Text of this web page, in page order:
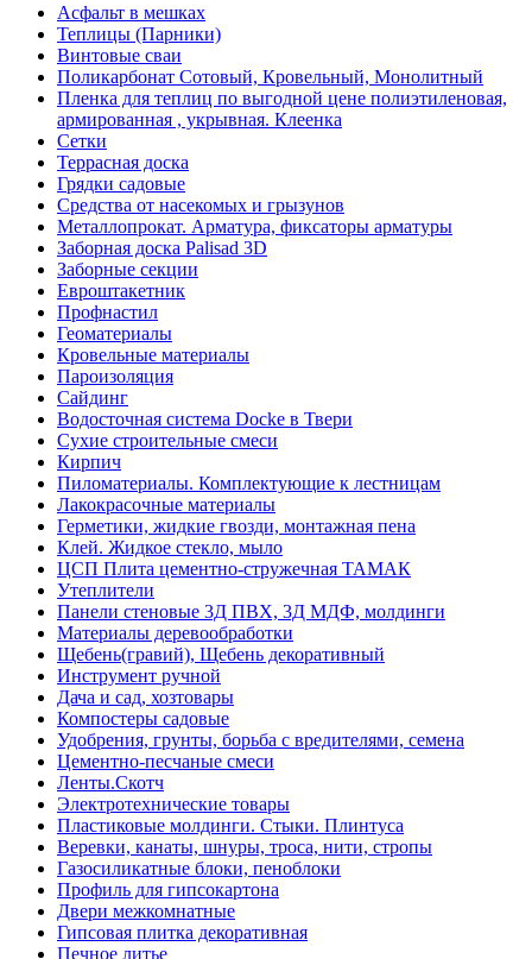
Асфальт в мешках
Теплицы (Парники)
Винтовые сваи
Поликарбонат Сотовый, Кровельный, Монолитный
Пленка для теплиц по выгодной цене полиэтиленовая,
армированная , укрывная. Клеенка
Сетки
Террасная доска
Грядки садовые
Средства от насекомых и грызунов
Металлопрокат. Арматура, фиксаторы арматуры
Заборная доска Palisad 3D
Заборные секции
Евроштакетник
Профнастил
Геоматериалы
Кровельные материалы
Пароизоляция
Сайдинг
Водосточная система Docke в Твери
Сухие строительные смеси
Кирпич
Пиломатериалы. Комплектующие к лестницам
Лакокрасочные материалы
Герметики, жидкие гвозди, монтажная пена
Клей. Жидкое стекло, мыло
ЦСП Плита цементно-стружечная ТАМАК
Утеплители
Панели стеновые 3Д ПВХ, 3Д МДФ, молдинги
Материалы деревообработки
Щебень(гравий), Щебень декоративный
Инструмент ручной
Дача и сад, хозтовары
Компостеры садовые
Удобрения, грунты, борьба с вредителями, семена
Цементно-песчаные смеси
Ленты.Скотч
Электротехнические товары
Пластиковые молдинги. Стыки. Плинтуса
Веревки, канаты, шнуры, троса, нити, стропы
Газосиликатные блоки, пеноблоки
Профиль для гипсокартона
Двери межкомнатные
Гипсовая плитка декоративная
Печное литье